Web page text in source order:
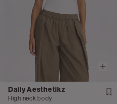
Daily Aesthetikz
High neck body